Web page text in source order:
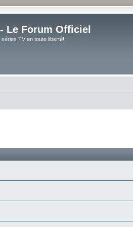
Le Forum Officiel
TV en toute liberté!